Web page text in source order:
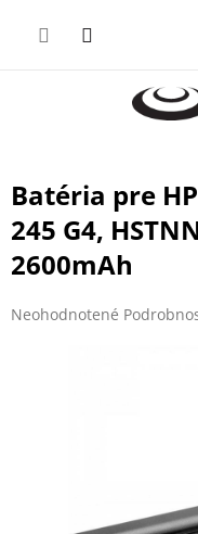
Batéria pre
245 G4,
2600mAh
Priemerné
Neohodnotené